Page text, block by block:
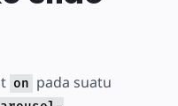
on pada suatu